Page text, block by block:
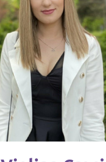
mai 31 / 2025